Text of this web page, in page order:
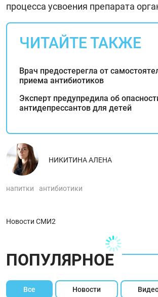
процесса усвоения препарата
ЧИТАЙТЕ ТАКЖЕ
Врач предостерегла от
приема антибиотиков
Эксперт предупредила об
антидепрессантов для детей
НИКИТИНА АЛЕНА
напитки антибиотики
Новости СМИ2
ПОПУЛЯРНОЕ
Все Новости